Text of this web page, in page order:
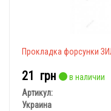
Прокладка форсунки
21 грн
в наличии
Артикул:
Украина